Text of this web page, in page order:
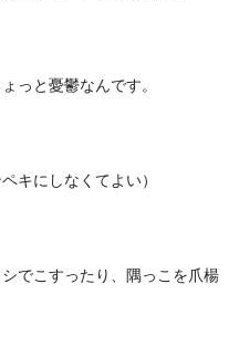
っと憂鬱なんです。
キにしなくてよい）
でこすったり、隅っこを爪楊